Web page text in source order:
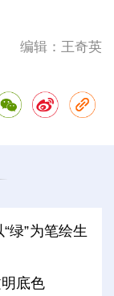
编辑：王奇英
绿”为笔绘生
底色